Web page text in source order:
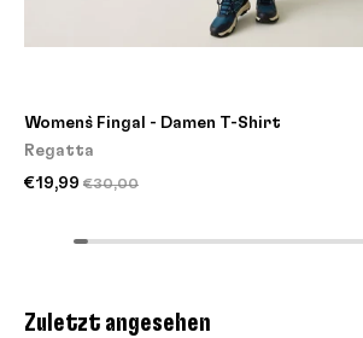
Women`s Fingal - Damen T-Shirt
Regatta
€19,99 €30,00
Zuletzt angesehen